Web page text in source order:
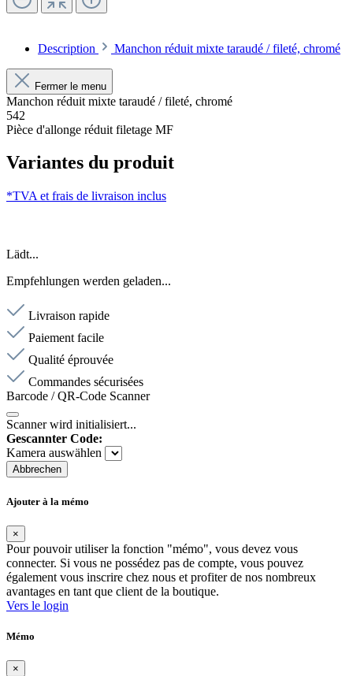
Description Manchon réduit mixte taraudé / fileté, chromé
Fermer le menu
Manchon réduit mixte taraudé / fileté, chromé
542
Pièce d'allonge réduit filetage MF
Variantes du produit
*TVA et frais de livraison inclus
Lädt...
Empfehlungen werden geladen...
Livraison rapide
Paiement facile
Qualité éprouvée
Commandes sécurisées
Barcode / QR-Code Scanner
Scanner wird initialisiert...
Gescannter Code:
Kamera auswählen
Abbrechen
Ajouter à la mémo
×
Pour pouvoir utiliser la fonction "mémo", vous devez vous
connecter. Si vous ne possédez pas de compte, vous pouvez
également vous inscrire chez nous et profiter de nos nombreux
avantages en tant que client de la boutique.
Vers le login
Mémo
×